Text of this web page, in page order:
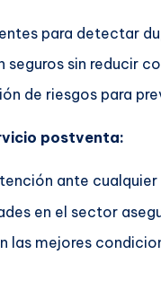
para detectar
sin reducir
de riesgos para
postventa:
ante cualquier
en el sector
las mejores